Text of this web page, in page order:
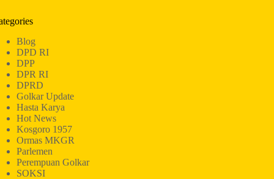
Blog
DPD RI
DPP
DPR RI
DPRD
Golkar Update
Hasta Karya
Hot News
Kosgoro 1957
Ormas MKGR
Parlemen
Perempuan Golkar
SOKSI